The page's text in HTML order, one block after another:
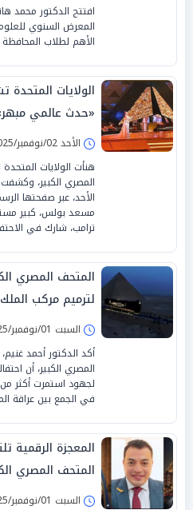
افتتح الدكتور محمد
المعرض السنوي
الأهم لطلاب
الولايات المتحدة
«حدث عالمي
الأحد 02/نوفمبر/2025 - 01:29 م
هنأت الولايات
المصري الكبير، وكشفت
الأحد، عبر صفحتها
مسعد بولس، كبير
ترامب، شارك في
المتحف المصري
لترميم مركب
السبت 01/نوفمبر/2025 - 07:28 م
أكد الدكتور أحمد
المصري الكبير، أن
في الجمع بين عراقة
المعجزة الرقمية
المتحف المصري
الاصطناعي
السبت 01/نوفمبر/2025 - 05:54 م